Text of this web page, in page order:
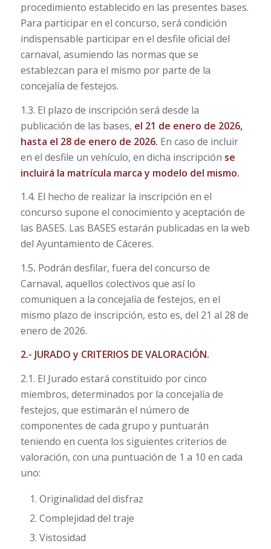
procedimiento establecido en las presentes bases.
Para participar en el concurso, será condición
indispensable participar en el desfile oficial del
carnaval, asumiendo las normas que se
establezcan para el mismo por parte de la
concejalía de festejos.
1.3. El plazo de inscripción será desde la
publicación de las bases, el 21 de enero de 2026,
hasta el 28 de enero de 2026. En caso de incluir
en el desfile un vehículo, en dicha inscripción se
incluirá la matrícula marca y modelo del mismo.
1.4. El hecho de realizar la inscripción en el
concurso supone el conocimiento y aceptación de
las BASES. Las BASES estarán publicadas en la web
del Ayuntamiento de Cáceres.
1.5. Podrán desfilar, fuera del concurso de
Carnaval, aquellos colectivos que así lo
comuniquen a la concejalía de festejos, en el
mismo plazo de inscripción, esto es, del 21 al 28 de
enero de 2026.
2.- JURADO y CRITERIOS DE VALORACIÓN.
2.1. El Jurado estará constituido por cinco
miembros, determinados por la concejalía de
festejos, que estimarán el número de
componentes de cada grupo y puntuarán
teniendo en cuenta los siguientes criterios de
valoración, con una puntuación de 1 a 10 en cada
uno:
Originalidad del disfraz
Complejidad del traje
Vistosidad